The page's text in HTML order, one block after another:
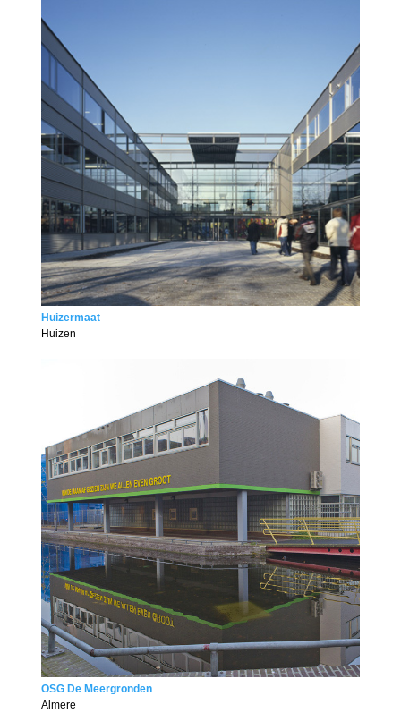
Huizermaat
Huizen
OSG De Meergronden
Almere